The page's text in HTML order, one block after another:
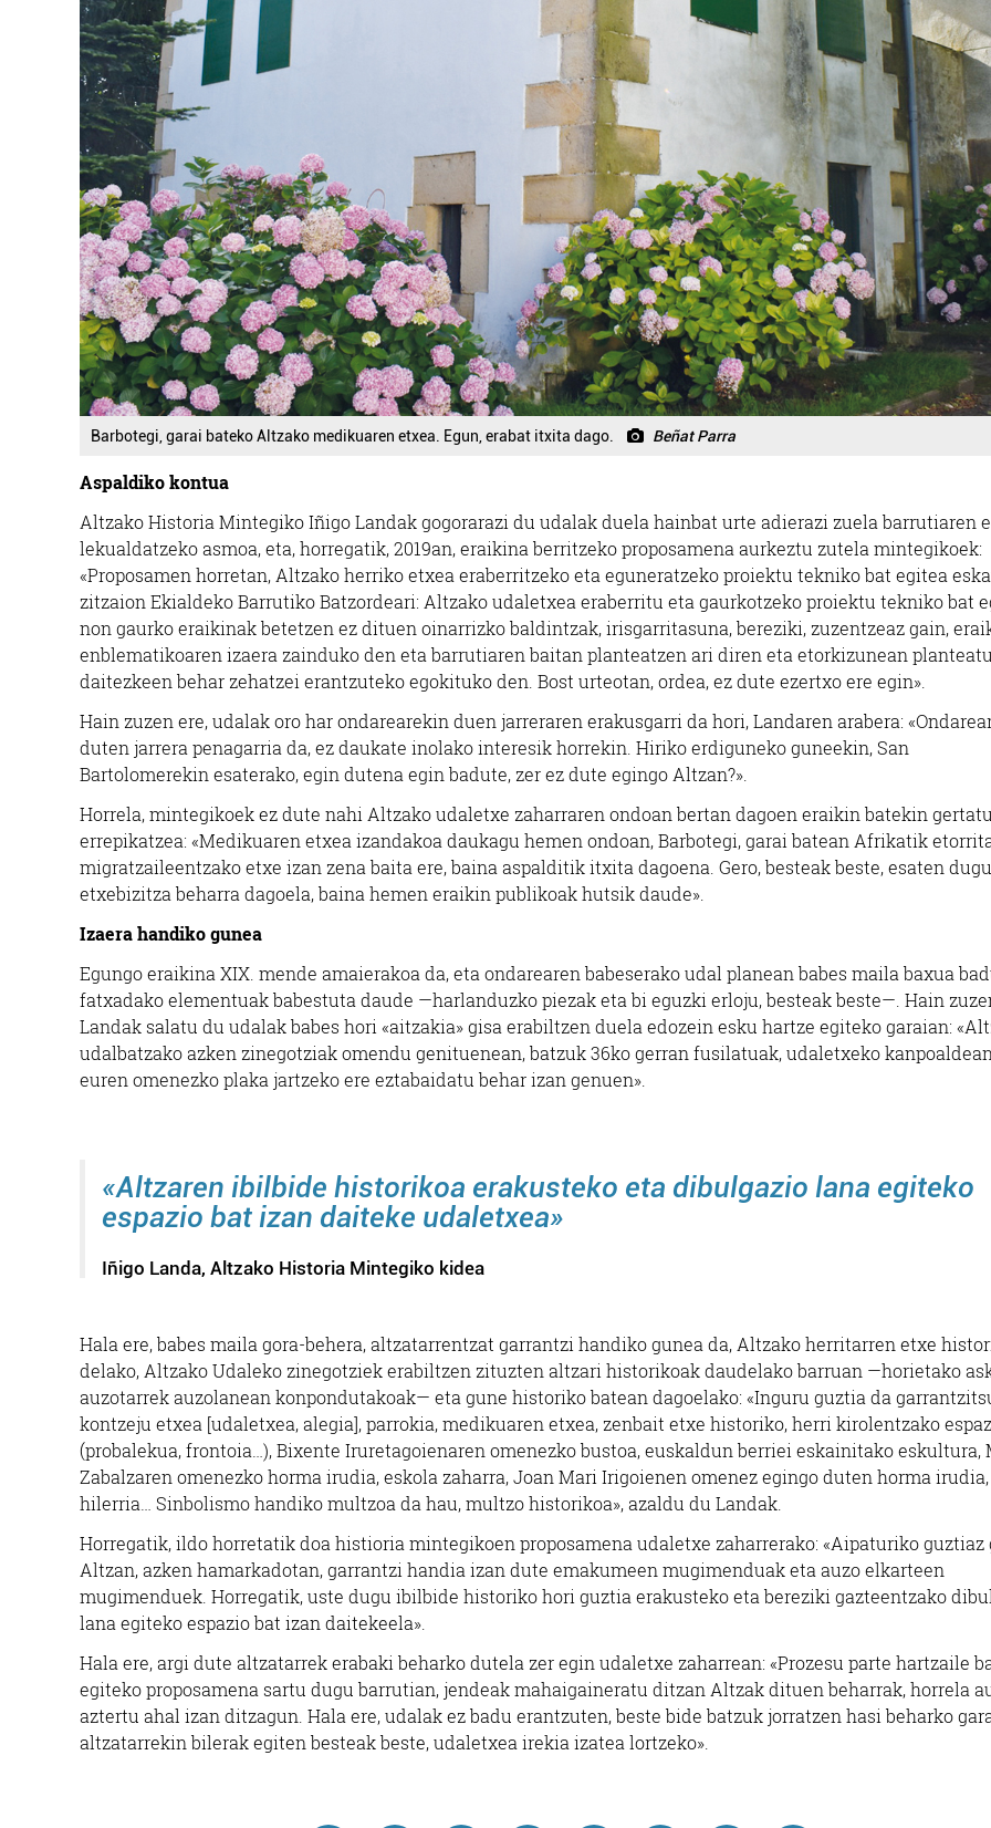
Barbotegi, garai bateko Altzako medikuaren etxea. Egun, erabat itxita dago. Beñat Parra
Aspaldiko kontua
Altzako Historia Mintegiko Iñigo Landak gogorarazi du udalak duela hainbat urte adierazi zuela barrutiaren
lekualdatzeko asmoa, eta, horregatik, 2019an, eraikina berritzeko proposamena aurkeztu zutela mintegikoek:
«Proposamen horretan, Altzako herriko etxea eraberritzeko eta eguneratzeko proiektu tekniko bat egitea
zitzaion Ekialdeko Barrutiko Batzordeari: Altzako udaletxea eraberritu eta gaurkotzeko proiektu tekniko bat
non gaurko eraikinak betetzen ez dituen oinarrizko baldintzak, irisgarritasuna, bereziki, zuzentzeaz gain,
enblematikoaren izaera zainduko den eta barrutiaren baitan planteatzen ari diren eta etorkizunean planteatu
daitezkeen behar zehatzei erantzuteko egokituko den. Bost urteotan, ordea, ez dute ezertxo ere egin».
Hain zuzen ere, udalak oro har ondarearekin duen jarreraren erakusgarri da hori, Landaren arabera:
duten jarrera penagarria da, ez daukate inolako interesik horrekin. Hiriko erdiguneko guneekin, San
Bartolomerekin esaterako, egin dutena egin badute, zer ez dute egingo Altzan?».
Horrela, mintegikoek ez dute nahi Altzako udaletxe zaharraren ondoan bertan dagoen eraikin batekin
errepikatzea: «Medikuaren etxea izandakoa daukagu hemen ondoan, Barbotegi, garai batean Afrikatik
migratzaileentzako etxe izan zena baita ere, baina aspalditik itxita dagoena. Gero, besteak beste, esaten dugu
etxebizitza beharra dagoela, baina hemen eraikin publikoak hutsik daude».
Izaera handiko gunea
Egungo eraikina XIX. mende amaierakoa da, eta ondarearen babeserako udal planean babes maila baxua
fatxadako elementuak babestuta daude —harlanduzko piezak eta bi eguzki erloju, besteak beste—. Hain
Landak salatu du udalak babes hori «aitzakia» gisa erabiltzen duela edozein esku hartze egiteko garaian:
udalbatzako azken zinegotziak omendu genituenean, batzuk 36ko gerran fusilatuak, udaletxeko kanpoaldean
euren omenezko plaka jartzeko ere eztabaidatu behar izan genuen».
«Altzaren ibilbide historikoa erakusteko eta dibulgazio lana egiteko
espazio bat izan daiteke udaletxea»
Iñigo Landa, Altzako Historia Mintegiko kidea
Hala ere, babes maila gora-behera, altzatarrentzat garrantzi handiko gunea da, Altzako herritarren etxe
delako, Altzako Udaleko zinegotziek erabiltzen zituzten altzari historikoak daudelako barruan —horietako
auzotarrek auzolanean konpondutakoak— eta gune historiko batean dagoelako: «Inguru guztia da
kontzeju etxea [udaletxea, alegia], parrokia, medikuaren etxea, zenbait etxe historiko, herri kirolentzako
(probalekua, frontoia…), Bixente Iruretagoienaren omenezko bustoa, euskaldun berriei eskainitako eskultura,
Zabalzaren omenezko horma irudia, eskola zaharra, Joan Mari Irigoienen omenez egingo duten horma irudia,
hilerria… Sinbolismo handiko multzoa da hau, multzo historikoa», azaldu du Landak.
Horregatik, ildo horretatik doa histioria mintegikoen proposamena udaletxe zaharrerako: «Aipaturiko guztiaz
Altzan, azken hamarkadotan, garrantzi handia izan dute emakumeen mugimenduak eta auzo elkarteen
mugimenduek. Horregatik, uste dugu ibilbide historiko hori guztia erakusteko eta bereziki gazteentzako
lana egiteko espazio bat izan daitekeela».
Hala ere, argi dute altzatarrek erabaki beharko dutela zer egin udaletxe zaharrean: «Prozesu parte hartzaile
egiteko proposamena sartu dugu barrutian, jendeak mahaigaineratu ditzan Altzak dituen beharrak, horrela
aztertu ahal izan ditzagun. Hala ere, udalak ez badu erantzuten, beste bide batzuk jorratzen hasi beharko
altzatarrekin bilerak egiten besteak beste, udaletxea irekia izatea lortzeko».